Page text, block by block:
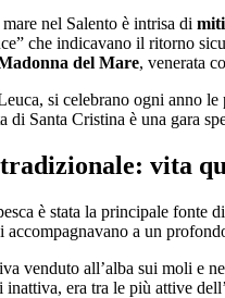
nel Salento è intrisa di miti
che indicavano il ritorno
del Mare, venerata
si celebrano ogni anno le
di Santa Cristina è una gara
tradizionale: vita
è stata la principale fonte
accompagnavano a un
venduto all’alba sui moli e
inattiva, era tra le più attive